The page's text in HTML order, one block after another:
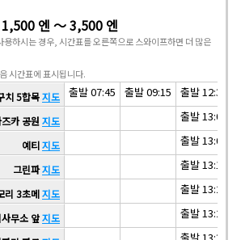
1,500 엔 ～ 3,500 엔
용하시는 경우, 시간표를 오른쪽으로 스와이프하면 더 많은
시간표에 표시됩니다.
치 5합목지도 출발 07:45 출발 09:15 출발 12:30
카 공원 지도 출발 13:05
예티지도 출발 13:08
그린파지도 출발 13:15
리 3초메지도 출발 13:21
무소 앞지도 출발 13:25